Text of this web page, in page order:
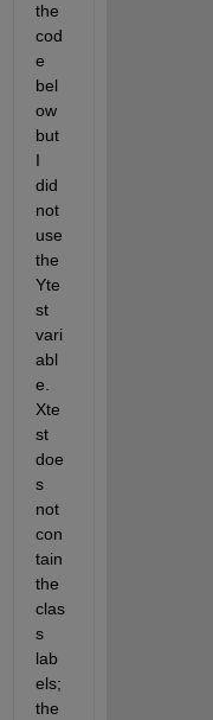
the
cod
e
bel
ow
but
I
did
not
use
the
Yte
st
vari
abl
e.
Xte
st
doe
s
not
con
tain
the
clas
s
lab
els;
the